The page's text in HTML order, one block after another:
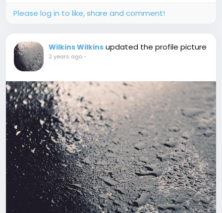
Please log in to like, share and comment!
Wilkins Wilkins updated the profile picture
2 years ago-